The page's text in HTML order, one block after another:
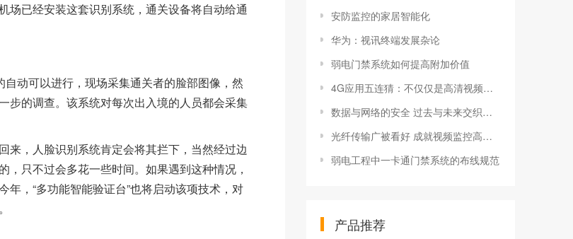
场已经安装这套识别系统，通关设备将自动给通
动可以进行，现场采集通关者的脸部图像，然
步的调查。该系统对每次出入境的人员都会采集
，人脸识别系统肯定会将其拦下，当然经过边
只不过会多花一些时间。如果遇到这种情况，
，“多功能智能验证台”也将启动该项技术，对
安防监控的家居智能化
华为：视讯终端发展杂论
弱电门禁系统如何提高附加价值
4G应用五连猜：不仅仅是高清视频播放
数据与网络的安全 过去与未来交织的信息风暴
光纤传输广被看好 成就视频监控高清梦
弱电工程中一卡通门禁系统的布线规范
产品推荐